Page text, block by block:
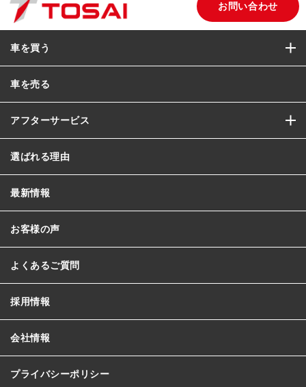
お問い合わせ
車を買う
車を売る
アフターサービス
選ばれる理由
最新情報
お客様の声
よくあるご質問
採用情報
会社情報
プライバシーポリシー